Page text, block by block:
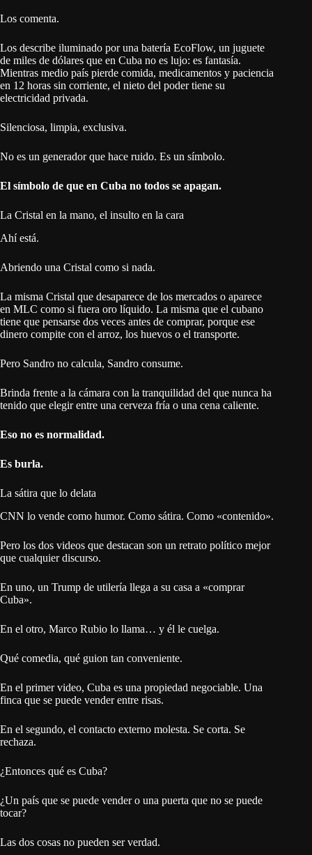
Los comenta.
Los describe iluminado por una batería EcoFlow, un juguete
de miles de dólares que en Cuba no es lujo: es fantasía.
Mientras medio país pierde comida, medicamentos y paciencia
en 12 horas sin corriente, el nieto del poder tiene su
electricidad privada.
Silenciosa, limpia, exclusiva.
No es un generador que hace ruido. Es un símbolo.
El símbolo de que en Cuba no todos se apagan.
La Cristal en la mano, el insulto en la cara
Ahí está.
Abriendo una Cristal como si nada.
La misma Cristal que desaparece de los mercados o aparece
en MLC como si fuera oro líquido. La misma que el cubano
tiene que pensarse dos veces antes de comprar, porque ese
dinero compite con el arroz, los huevos o el transporte.
Pero Sandro no calcula, Sandro consume.
Brinda frente a la cámara con la tranquilidad del que nunca ha
tenido que elegir entre una cerveza fría o una cena caliente.
Eso no es normalidad.
Es burla.
La sátira que lo delata
CNN lo vende como humor. Como sátira. Como «contenido».
Pero los dos videos que destacan son un retrato político mejor
que cualquier discurso.
En uno, un Trump de utilería llega a su casa a «comprar
Cuba».
En el otro, Marco Rubio lo llama… y él le cuelga.
Qué comedia, qué guion tan conveniente.
En el primer video, Cuba es una propiedad negociable. Una
finca que se puede vender entre risas.
En el segundo, el contacto externo molesta. Se corta. Se
rechaza.
¿Entonces qué es Cuba?
¿Un país que se puede vender o una puerta que no se puede
tocar?
Las dos cosas no pueden ser verdad.